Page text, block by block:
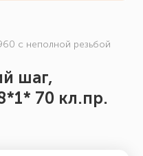
с неполной резьбой
шаг,
70 кл.пр.